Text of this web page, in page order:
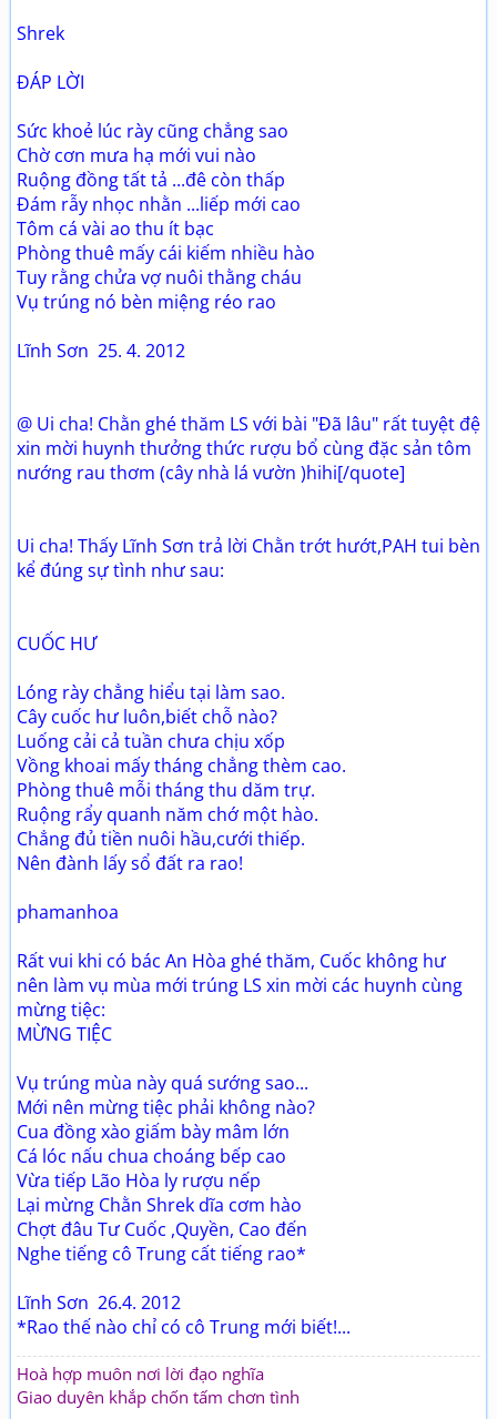
Shrek
ĐÁP LỜI
Sức khoẻ lúc rày cũng chẳng sao
Chờ cơn mưa hạ mới vui nào
Ruộng đồng tất tả ...đê còn thấp
Đám rẫy nhọc nhằn ...liếp mới cao
Tôm cá vài ao thu ít bạc
Phòng thuê mấy cái kiếm nhiều hào
Tuy rằng chửa vợ nuôi thằng cháu
Vụ trúng nó bèn miệng réo rao
Lĩnh Sơn 25. 4. 2012
@ Ui cha! Chằn ghé thăm LS với bài "Đã lâu" rất tuyệt đệ
xin mời huynh thưởng thức rượu bổ cùng đặc sản tôm
nướng rau thơm (cây nhà lá vườn )hihi[/quote]
Ui cha! Thấy Lĩnh Sơn trả lời Chằn trớt hướt,PAH tui bèn
kể đúng sự tình như sau:
CUỐC HƯ
Lóng rày chẳng hiểu tại làm sao.
Cây cuốc hư luôn,biết chỗ nào?
Luống cải cả tuần chưa chịu xốp
Vồng khoai mấy tháng chẳng thèm cao.
Phòng thuê mỗi tháng thu dăm trự.
Ruộng rẩy quanh năm chớ một hào.
Chẳng đủ tiền nuôi hầu,cưới thiếp.
Nên đành lấy sổ đất ra rao!
phamanhoa
Rất vui khi có bác An Hòa ghé thăm, Cuốc không hư
nên làm vụ mùa mới trúng LS xin mời các huynh cùng
mừng tiệc:
MỪNG TIỆC
Vụ trúng mùa này quá sướng sao...
Mới nên mừng tiệc phải không nào?
Cua đồng xào giấm bày mâm lớn
Cá lóc nấu chua choáng bếp cao
Vừa tiếp Lão Hòa ly rượu nếp
Lại mừng Chằn Shrek dĩa cơm hào
Chợt đâu Tư Cuốc ,Quyền, Cao đến
Nghe tiếng cô Trung cất tiếng rao*
Lĩnh Sơn 26.4. 2012
*Rao thế nào chỉ có cô Trung mới biết!...
Hoà hợp muôn nơi lời đạo nghĩa
Giao duyên khắp chốn tấm chơn tình